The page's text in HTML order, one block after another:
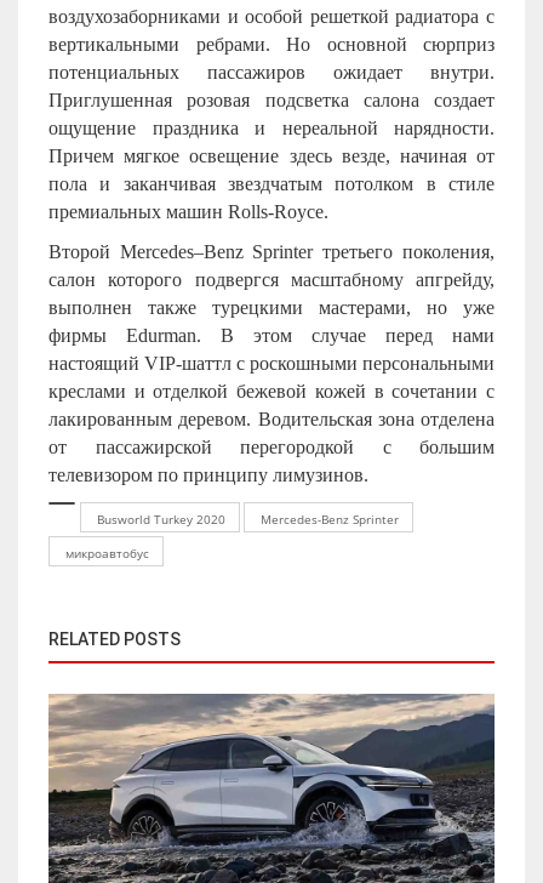
воздухозаборниками и особой решеткой радиатора с
вертикальными ребрами. Но основной сюрприз
потенциальных пассажиров ожидает внутри.
Приглушенная розовая подсветка салона создает
ощущение праздника и нереальной нарядности.
Причем мягкое освещение здесь везде, начиная от
пола и заканчивая звездчатым потолком в стиле
премиальных машин Rolls-Royce.
Второй Mercedes–Benz Sprinterтретьего поколения,
салон которого подвергся масштабному апгрейду,
выполнен также турецкими мастерами, но уже
фирмы Edurman. В этом случае перед нами
настоящий VIP-шаттл с роскошными персональными
креслами и отделкой бежевой кожей в сочетании с
лакированным деревом. Водительская зона отделена
от пассажирской перегородкой с большим
телевизором по принципу лимузинов.
Busworld Turkey 2020
Mercedes-Benz Sprinter
микроавтобус
RELATED POSTS